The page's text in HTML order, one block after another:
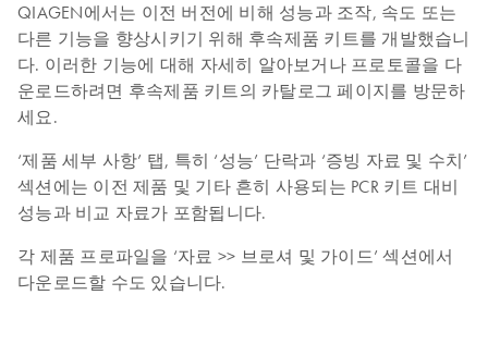
QIAGEN에서는 이전 버전에 비해 성능과 조작, 속도 또는
다른 기능을 향상시키기 위해 후속제품 키트를 개발했습니
다. 이러한 기능에 대해 자세히 알아보거나 프로토콜을 다
운로드하려면 후속제품 키트의 카탈로그 페이지를 방문하
세요.
‘제품 세부 사항’ 탭, 특히 ‘성능’ 단락과 ‘증빙 자료 및 수치’
섹션에는 이전 제품 및 기타 흔히 사용되는 PCR 키트 대비
성능과 비교 자료가 포함됩니다.
각 제품 프로파일을 ‘자료 >> 브로셔 및 가이드’ 섹션에서
다운로드할 수도 있습니다.